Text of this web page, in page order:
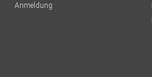
Anmeldung